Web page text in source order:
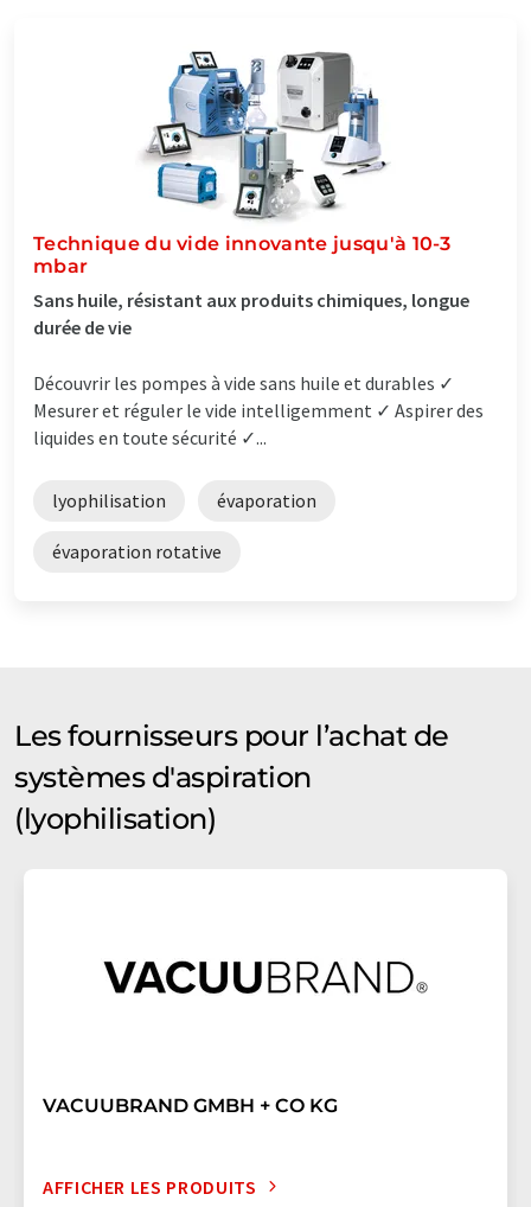
Technique du vide innovante jusqu'à 10-3
mbar
Sans huile, résistant aux produits chimiques, longue
durée de vie
Découvrir les pompes à vide sans huile et durables ✓
Mesurer et réguler le vide intelligemment ✓ Aspirer des
liquides en toute sécurité ✓...
lyophilisation évaporation
évaporation rotative
Les fournisseurs pour l’achat de
systèmes d'aspiration
(lyophilisation)
VACUUBRAND GMBH + CO KG
AFFICHER LES PRODUITS